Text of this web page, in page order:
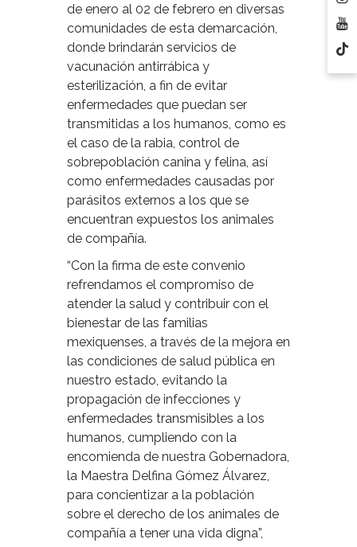
de enero al 02 de febrero en diversas
comunidades de esta demarcación,
donde brindarán servicios de
vacunación antirrábica y
esterilización, a fin de evitar
enfermedades que puedan ser
transmitidas a los humanos, como es
el caso de la rabia, control de
sobrepoblación canina y felina, así
como enfermedades causadas por
parásitos externos a los que se
encuentran expuestos los animales
de compañía.
“Con la firma de este convenio
refrendamos el compromiso de
atender la salud y contribuir con el
bienestar de las familias
mexiquenses, a través de la mejora en
las condiciones de salud pública en
nuestro estado, evitando la
propagación de infecciones y
enfermedades transmisibles a los
humanos, cumpliendo con la
encomienda de nuestra Gobernadora,
la Maestra Delfina Gómez Álvarez,
para concientizar a la población
sobre el derecho de los animales de
compañía a tener una vida digna”,